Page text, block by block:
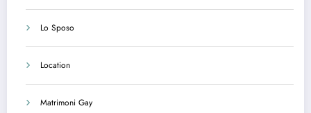
Lo Sposo
Location
Matrimoni Gay